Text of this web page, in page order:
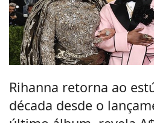
Rihanna retorna ao
década desde o